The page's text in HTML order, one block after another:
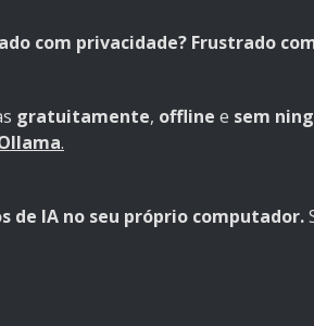
com privacidade? Frustrado
gratuitamente, offline e sem
.
de IA no seu próprio computador.